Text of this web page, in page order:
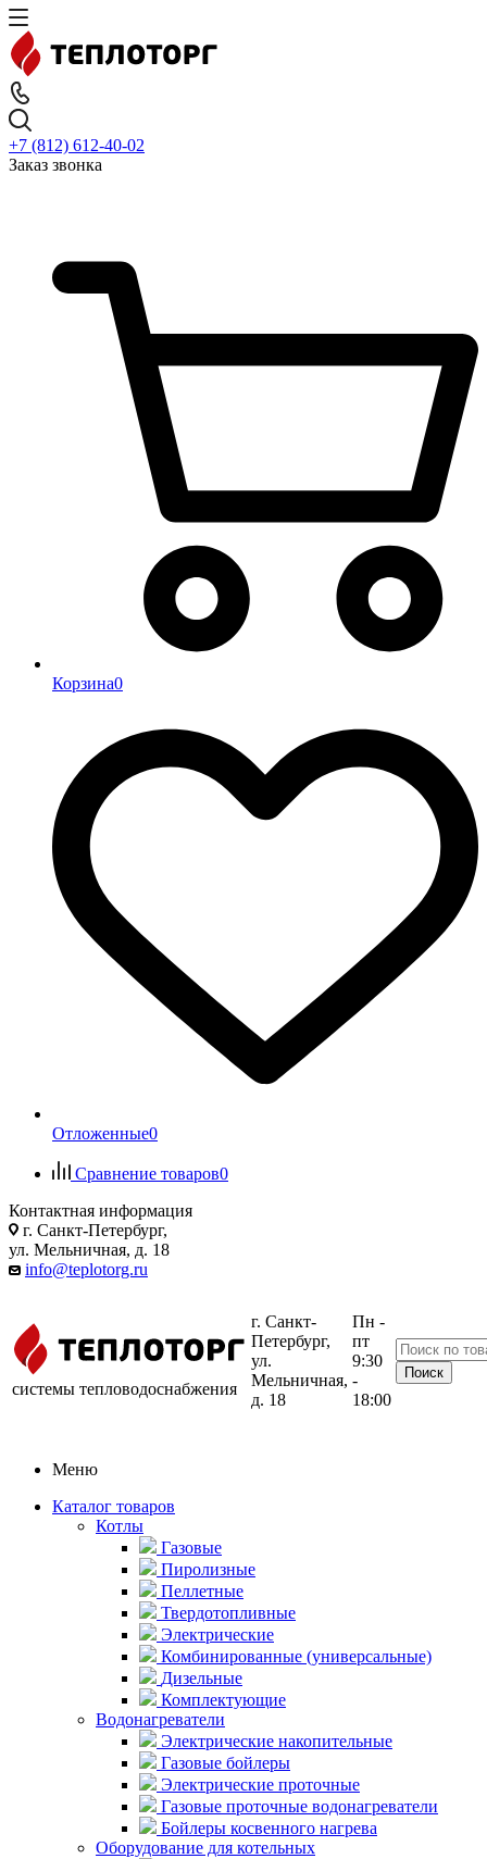
+7 (812) 612-40-02
Заказ звонка
Корзина0
Отложенные0
Сравнение товаров0
Контактная информация
г. Санкт-Петербург,
ул. Мельничная, д. 18
info@teplotorg.ru
системы тепловодоснабжения
г. Санкт-
Петербург,
ул.
Мельничная,
д. 18
Пн -
пт
9:30
-
18:00
Меню
Каталог товаров
Котлы
Газовые
Пиролизные
Пеллетные
Твердотопливные
Электрические
Комбинированные (универсальные)
Дизельные
Комплектующие
Водонагреватели
Электрические накопительные
Газовые бойлеры
Электрические проточные
Газовые проточные водонагреватели
Бойлеры косвенного нагрева
Оборудование для котельных